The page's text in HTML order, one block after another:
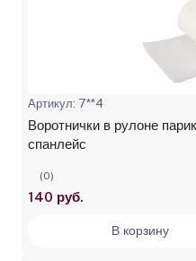
Артикул: 7**4
Воротнички в рулоне
спанлейс
(0)
140 руб.
В корзину